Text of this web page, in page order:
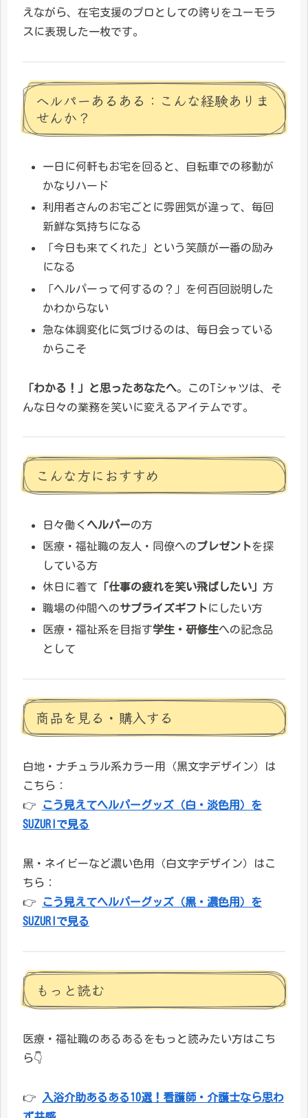
えながら、在宅支援のプロとしての誇りをユーモラ
スに表現した一枚です。
ヘルパーあるある：こんな経験ありま
せんか？
一日に何軒もお宅を回ると、自転車での移動が
かなりハード
利用者さんのお宅ごとに雰囲気が違って、毎回
新鮮な気持ちになる
「今日も来てくれた」という笑顔が一番の励み
になる
「ヘルパーって何するの？」を何百回説明した
かわからない
急な体調変化に気づけるのは、毎日会っている
からこそ
「わかる！」と思ったあなたへ。このTシャツは、そ
んな日々の業務を笑いに変えるアイテムです。
こんな方におすすめ
日々働く ヘルパーの方
医療・福祉職の友人・同僚へのプレゼントを探
している方
休日に着て 「仕事の疲れを笑い飛ばしたい」方
職場の仲間へのサプライズギフトにしたい方
医療・福祉系を目指す学生・研修生への記念品
として
商品を見る・購入する
白地・ナチュラル系カラー用（黒文字デザイン）は
こちら：
👉
こう見えてヘルパーグッズ（白・淡色用）を
SUZURIで見る
黒・ネイビーなど濃い色用（白文字デザイン）はこ
ちら：
👉
こう見えてヘルパーグッズ（黒・濃色用）を
SUZURIで見る
もっと読む
医療・福祉職のあるあるをもっと読みたい方はこち
ら👇
👉
入浴介助あるある10選！看護師・介護士なら思わ